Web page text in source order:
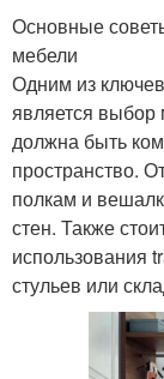
Основные
мебели
Одним из
является
должна быть
пространство.
полкам и
стен. Также
использования
стульев или